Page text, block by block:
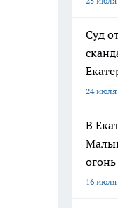
Суд
24 июля
В
16 июля